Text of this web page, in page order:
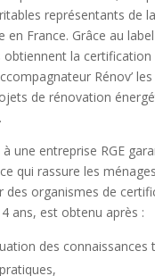
représentants de
en France. Grâce au label
obtiennent la
Rénov’
de rénovation
à une entreprise RGE
qui rassure les
des organismes de
ans, est obtenu après :
des connaissances